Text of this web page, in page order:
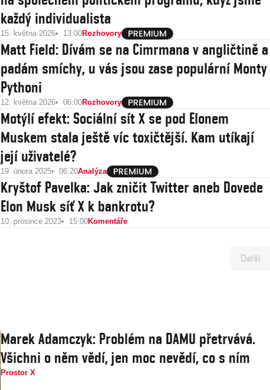
každý individualista
15. května 2026 13:00Rozhovory
Matt Field: Dívám se na Cimrmana v angličtině a
padám smíchy, u vás jsou zase populární Monty
Pythoni
12. května 2026 06:00Rozhovory
Motýlí efekt: Sociální sít X se pod Elonem
Muskem stala ještě víc toxičtější. Kam utíkají
její uživatelé?
19. února 2025 06:20Analýza
Kryštof Pavelka: Jak zničit Twitter aneb Dovede
Elon Musk síť X k bankrotu?
10. prosince 2023 15:00Komentáře
Další
Marek Adamczyk: Problém na DAMU přetrvává.
Všichni o něm vědí, jen moc nevědí, co s ním
Prostor X